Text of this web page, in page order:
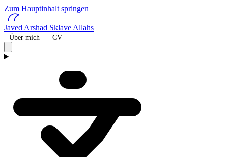
Zum Hauptinhalt springen
Javed Arshad Sklave Allahs
Über mich CV